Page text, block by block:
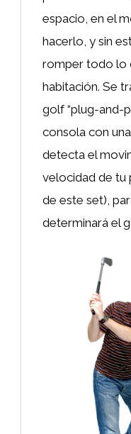
espacio, en el
hacerlo, y sin
romper todo lo
habitación. Se
golf “plug-and-
consola con
detecta el
velocidad de tu
de este set),
determinará el